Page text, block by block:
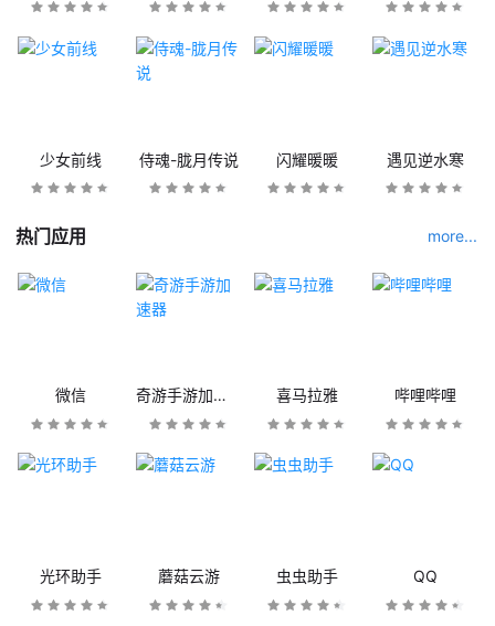
少女前线 侍魂-胧月传说 闪耀暖暖 遇见逆水寒
热门应用 more...
微信 奇游手游加速器 喜马拉雅 哔哩哔哩
光环助手 蘑菇云游 虫虫助手 QQ